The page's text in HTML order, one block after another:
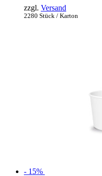
2280 Stück / Karton
zzgl. Versand
- 15%